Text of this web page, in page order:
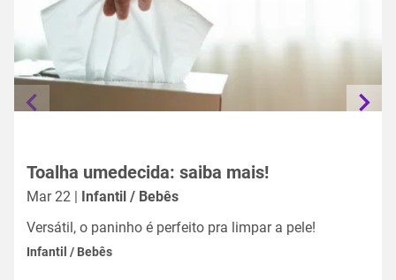
Toalha umedecida: saiba mais!
Mar 22 | Infantil / Bebês
Versátil, o paninho é perfeito pra limpar a pele!
Infantil / Bebês